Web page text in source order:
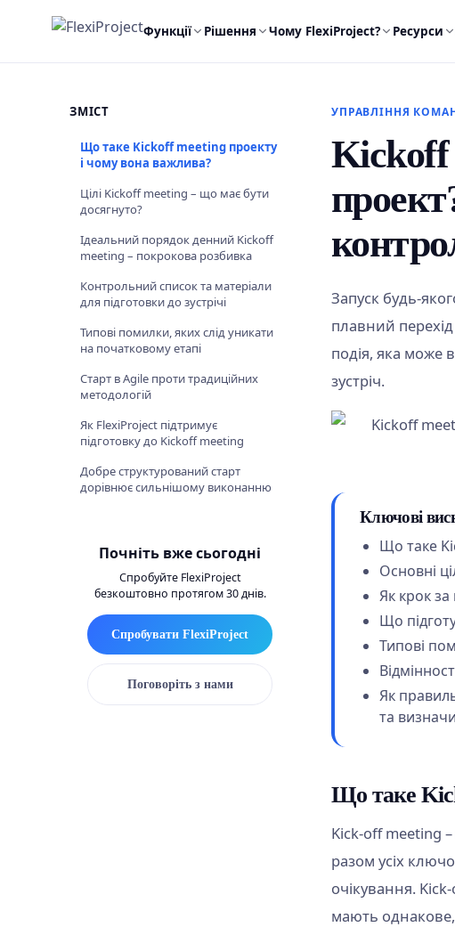
Функції Рішення Чому FlexiProject? Ресурси
ЗМІСТ
Що таке Kickoff meeting проекту
і чому вона важлива?
Цілі Kickoff meeting – що має бути
досягнуто?
Ідеальний порядок денний Kickoff
meeting – покрокова розбивка
Контрольний список та матеріали
для підготовки до зустрічі
Типові помилки, яких слід уникати
на початковому етапі
Старт в Agile проти традиційних
методологій
Як FlexiProject підтримує
підготовку до Kickoff meeting
Добре структурований старт
дорівнює сильнішому виконанню
Почніть вже сьогодні
Спробуйте FlexiProject
безкоштовно протягом 30 днів.
Спробувати FlexiProject
Поговоріть з нами
УПРАВЛІННЯ
Kickoff
Запуск будь-
плавний
подія, яка може
зустріч.
Ключові
Що таке
Основні
Як крок
Що
Типові
Як
та
Що таке
Kick-off meeting –
разом усіх
очікування.
мають однакове,